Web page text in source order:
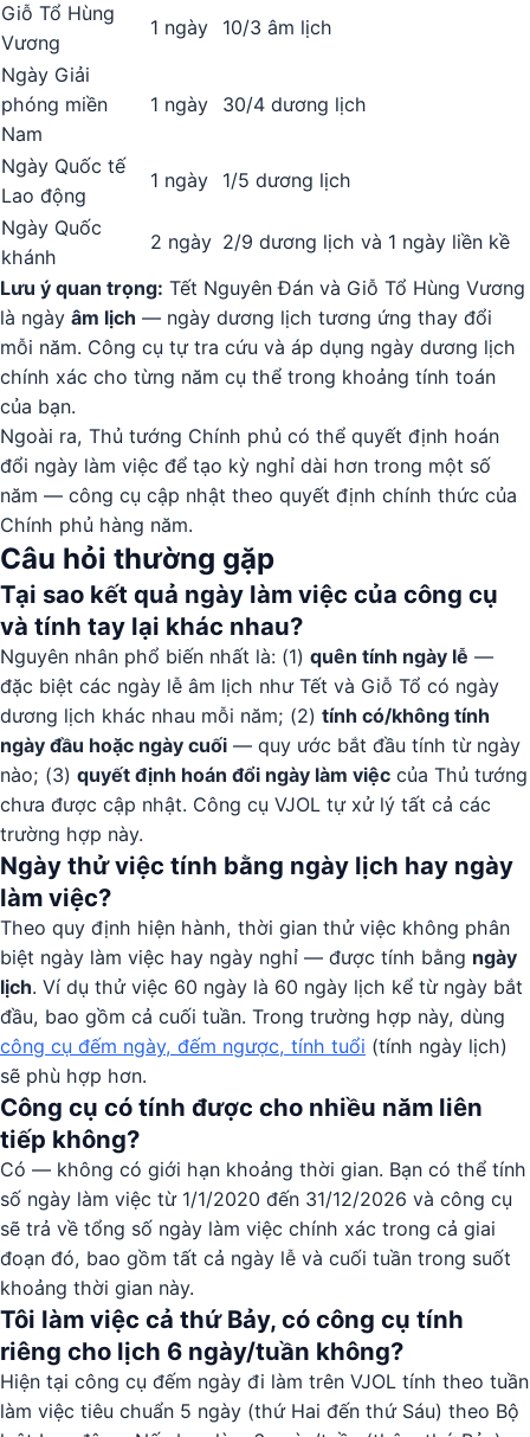
Giỗ Tổ Hùng
Vương
1 ngày
10/3 âm lịch
Ngày Giải
phóng miền
Nam
1 ngày 30/4 dương lịch
Ngày Quốc tế
Lao động
1 ngày
1/5 dương lịch
Ngày Quốc
khánh
2 ngày 2/9 dương lịch và 1 ngày liền kề
Lưu ý quan trọng: Tết Nguyên Đán và Giỗ Tổ Hùng Vương
là ngày âm lịch — ngày dương lịch tương ứng thay đổi
mỗi năm. Công cụ tự tra cứu và áp dụng ngày dương lịch
chính xác cho từng năm cụ thể trong khoảng tính toán
của bạn.
Ngoài ra, Thủ tướng Chính phủ có thể quyết định hoán
đổi ngày làm việc để tạo kỳ nghỉ dài hơn trong một số
năm — công cụ cập nhật theo quyết định chính thức của
Chính phủ hàng năm.
Câu hỏi thường gặp
Tại sao kết quả ngày làm việc của công cụ
và tính tay lại khác nhau?
Nguyên nhân phổ biến nhất là: (1) quên tính ngày lễ —
đặc biệt các ngày lễ âm lịch như Tết và Giỗ Tổ có ngày
dương lịch khác nhau mỗi năm; (2) tính có/không tính
ngày đầu hoặc ngày cuối — quy ước bắt đầu tính từ ngày
nào; (3) quyết định hoán đổi ngày làm việc của Thủ tướng
chưa được cập nhật. Công cụ VJOL tự xử lý tất cả các
trường hợp này.
Ngày thử việc tính bằng ngày lịch hay ngày
làm việc?
Theo quy định hiện hành, thời gian thử việc không phân
biệt ngày làm việc hay ngày nghỉ — được tính bằng ngày
lịch. Ví dụ thử việc 60 ngày là 60 ngày lịch kể từ ngày bắt
đầu, bao gồm cả cuối tuần. Trong trường hợp này, dùng
công cụ đếm ngày, đếm ngược, tính tuổi (tính ngày lịch)
sẽ phù hợp hơn.
Công cụ có tính được cho nhiều năm liên
tiếp không?
Có — không có giới hạn khoảng thời gian. Bạn có thể tính
số ngày làm việc từ 1/1/2020 đến 31/12/2026 và công cụ
sẽ trả về tổng số ngày làm việc chính xác trong cả giai
đoạn đó, bao gồm tất cả ngày lễ và cuối tuần trong suốt
khoảng thời gian này.
Tôi làm việc cả thứ Bảy, có công cụ tính
riêng cho lịch 6 ngày/tuần không?
Hiện tại công cụ đếm ngày đi làm trên VJOL tính theo tuần
làm việc tiêu chuẩn 5 ngày (thứ Hai đến thứ Sáu) theo Bộ